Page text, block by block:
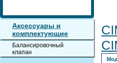
Аксессуары и
комплектующие
Балансировочный
клапан